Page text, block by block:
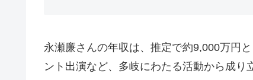
永瀬廉さんの年収は、推定で約9,000万円
ント出演など、多岐にわたる活動から成り